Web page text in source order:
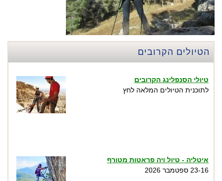
הטיולים הקרובים
טיולי הסנפלינג הקרובים
לתוכנית הטיולים המלאה לחץ
איטליה - טיול ויה פראטות מטורף
23-16 ספטמבר 2026